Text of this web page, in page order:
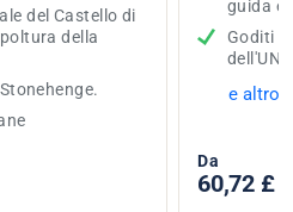
del Castello di
della
guida
Goditi il
e altro
Da
60,72 £